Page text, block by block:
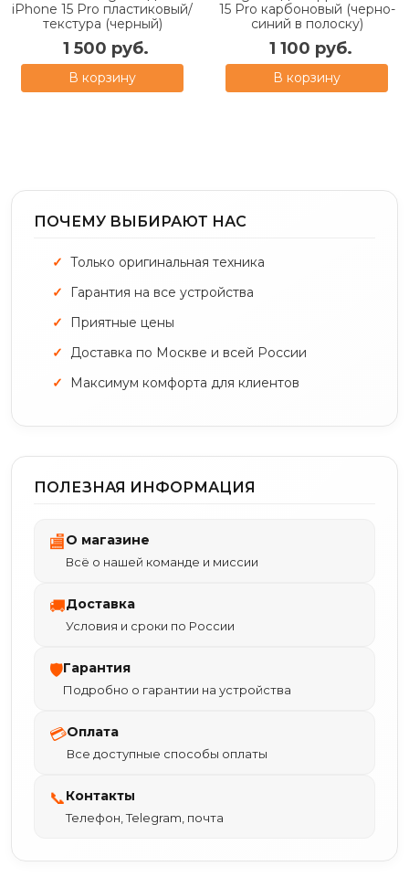
iPhone 15 Pro пластиковый/
текстура (черный)
1 500 руб.
В корзину
15 Pro карбоновый (черно-
синий в полоску)
1 100 руб.
В корзину
ПОЧЕМУ ВЫБИРАЮТ НАС
Только оригинальная техника
Гарантия на все устройства
Приятные цены
Доставка по Москве и всей России
Максимум комфорта для клиентов
ПОЛЕЗНАЯ ИНФОРМАЦИЯ
🏬О магазине
Всё о нашей команде и миссии
🚚Доставка
Условия и сроки по России
🛡Гарантия
Подробно о гарантии на устройства
💳Оплата
Все доступные способы оплаты
📞Контакты
Телефон, Telegram, почта